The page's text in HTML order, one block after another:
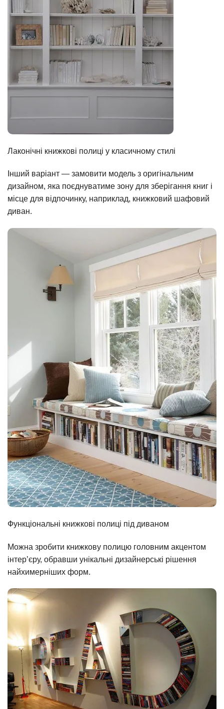
Лаконічні книжкові полиці у класичному стилі
Інший варіант — замовити модель з оригінальним
дизайном, яка поєднуватиме зону для зберігання книг і
місце для відпочинку, наприклад, книжковий шафовий
диван.
Функціональні книжкові полиці під диваном
Можна зробити книжкову полицю головним акцентом
інтер’єру, обравши унікальні дизайнерські рішення
найхимерніших форм.